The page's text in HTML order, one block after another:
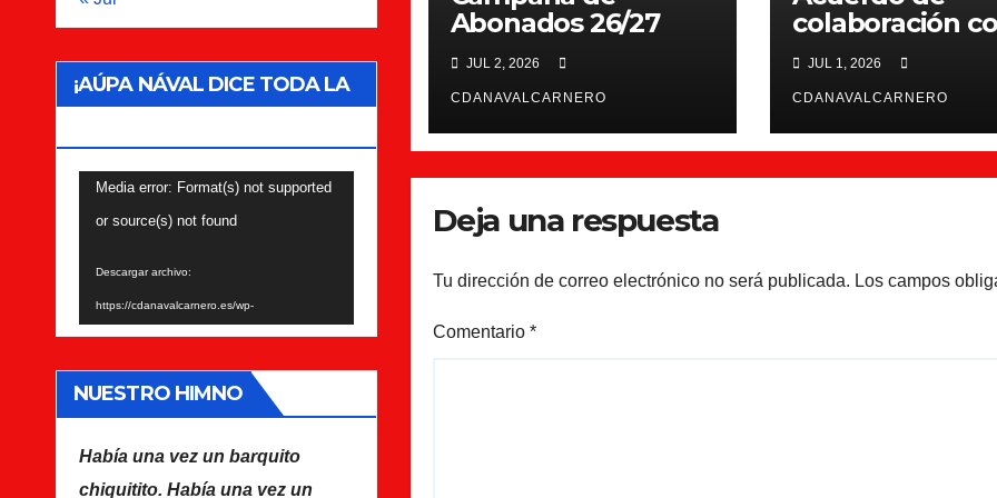
¡AÚPA NÁVAL DICE TODA LA
Reproductor
de
Media error: Format(s) not supported
or source(s) not found
Descargar archivo:
https://cdanavalcarnero.es/wp-
content/uploads/2022/07/Himno-del-CDA-
Navalcarnero.mp4?_=1
NUESTRO HIMNO
Había una vez un barquito
chiquitito. Había una vez un
Abonados 26/27
JUL 2, 2026
CDANAVALCARNERO
colaboración
Scientiffic
JUL 1, 2026
CDANAVALCARNERO
Deja una respuesta
Tu dirección de correo electrónico no será publicada. Los campos
Comentario *